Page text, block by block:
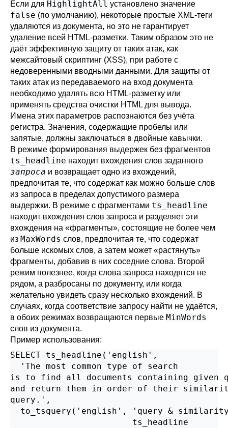
Если для HighlightAll установлено значение
false (по умолчанию), некоторые простые XML-теги
удаляются из документа, но это не гарантирует
удаление всей HTML-разметки. Таким образом это не
даёт эффективную защиту от таких атак, как
межсайтовый скриптинг (XSS), при работе с
недоверенными вводными данными. Для защиты от
таких атак из передаваемого на вход документа
необходимо удалять всю HTML-разметку или
применять средства очистки HTML для вывода.
Имена этих параметров распознаются без учёта
регистра. Значения, содержащие пробелы или
запятые, должны заключаться в двойные кавычки.
В режиме формирования выдержек без фрагментов
ts_headline находит вхождения слов заданного
запроса и возвращает одно из вхождений,
предпочитая те, что содержат как можно больше слов
из запроса в пределах допустимого размера
выдержки. В режиме с фрагментами ts_headline
находит вхождения слов запроса и разделяет эти
вхождения на «фрагменты», состоящие не более чем
из MaxWords слов, предпочитая те, что содержат
больше искомых слов, а затем может «растянуть»
фрагменты, добавив в них соседние слова. Второй
режим полезнее, когда слова запроса находятся не
рядом, а разбросаны по документу, или когда
желательно увидеть сразу несколько вхождений. В
случаях, когда соответствие запросу найти не удаётся,
в обоих режимах возвращаются первые MinWords
слов из документа.
Пример использования:
SELECT ts_headline('english',
  'The most common type of search
is to find all documents containing given
and return them in order of their
query.',
to_tsquery('english', 'query &
                        ts_headline